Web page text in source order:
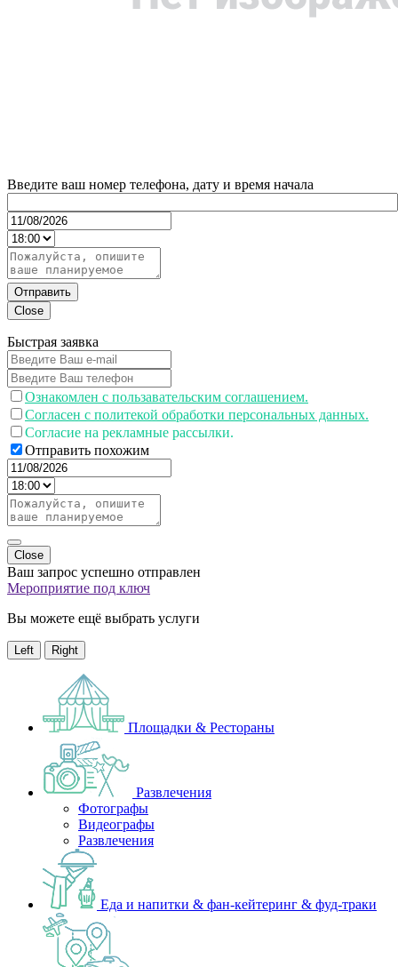
Введите ваш номер телефона, дату и время начала
Отправить
Close
Быстрая заявка
Ознакомлен с пользавательским соглашением.
Согласен с политекой обработки персональных данных.
Согласие на рекламные рассылки.
Отправить похожим
Close
Ваш запрос успешно отправлен
Мероприятие под ключ
Вы можете ещё выбрать услуги
Left Right
Площадки & Рестораны
Развлечения
Фотографы
Видеографы
Развлечения
Еда и напитки & фан-кейтеринг & фуд-траки